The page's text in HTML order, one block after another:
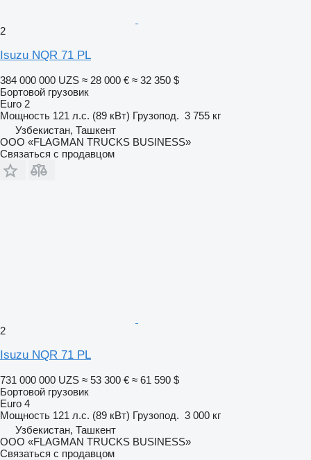
2
Isuzu NQR 71 PL
384 000 000 UZS ≈ 28 000 € ≈ 32 350 $
Бортовой грузовик
Euro 2
Мощность 121 л.с. (89 кВт) Грузопод. 3 755 кг
Узбекистан, Ташкент
ООО «FLAGMAN TRUCKS BUSINESS»
Связаться с продавцом
2
Isuzu NQR 71 PL
731 000 000 UZS ≈ 53 300 € ≈ 61 590 $
Бортовой грузовик
Euro 4
Мощность 121 л.с. (89 кВт) Грузопод. 3 000 кг
Узбекистан, Ташкент
ООО «FLAGMAN TRUCKS BUSINESS»
Связаться с продавцом